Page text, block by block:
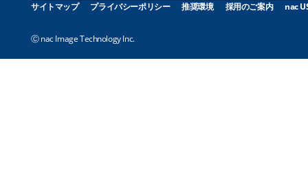
サイトマップ プライバシーポリシー 推奨環境 採用のご案内 nac
Ⓒ nac Image Technology Inc.